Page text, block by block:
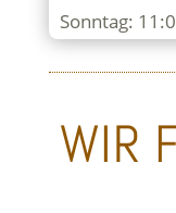
Sonntag:
WIR